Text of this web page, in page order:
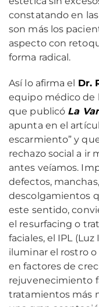
constatando en las
son más los
aspecto con
forma radical.
Así lo afirma el Dr.
equipo médico de
que publicó La
apunta en el
escarmiento” y
rechazo social a ir
antes veíamos.
defectos,
descolgamientos
este sentido,
el resurfacing o
faciales, el IPL
iluminar el rostro
en factores de
rejuvenecimiento
tratamientos más